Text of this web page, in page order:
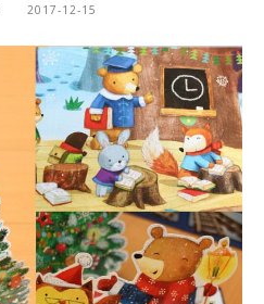
2017-12-15